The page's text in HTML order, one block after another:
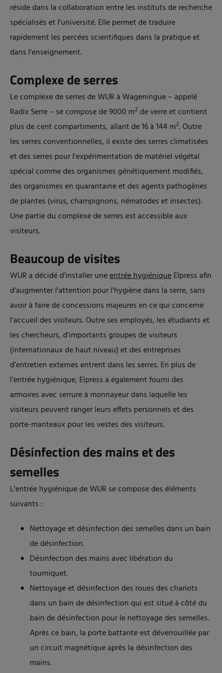
réside dans la collaboration entre les instituts de recherche
spécialisés et l'université. Elle permet de traduire
rapidement les percées scientifiques dans la pratique et
dans l'enseignement.
Complexe de serres
Le complexe de serres de WUR à Wageningue – appelé
Radix Serre – se compose de 9000 m2 de verre et contient
plus de cent compartiments, allant de 16 à 144 m2. Outre
les serres conventionnelles, il existe des serres climatisées
et des serres pour l'expérimentation de matériel végétal
spécial comme des organismes génétiquement modifiés,
des organismes en quarantaine et des agents pathogènes
de plantes (virus, champignons, nématodes et insectes).
Une partie du complexe de serres est accessible aux
visiteurs.
Beaucoup de visites
WUR a décidé d'installer uneentrée hygiéniqueElpress afin
d'augmenter l'attention pour l'hygiène dans la serre, sans
avoir à faire de concessions majeures en ce qui concerne
l'accueil des visiteurs. Outre ses employés, les étudiants et
les chercheurs, d'importants groupes de visiteurs
(internationaux de haut niveau) et des entreprises
d’entretien externes entrent dans les serres. En plus de
l’entrée hygiénique, Elpress a également fourni des
armoires avec serrure à monnayeur dans laquelle les
visiteurs peuvent ranger leurs effets personnels et des
porte-manteaux pour les vestes des visiteurs.
Désinfection des mains et des
semelles
L’entrée hygiénique de WUR se compose des éléments
suivants :
Nettoyage et désinfection des semelles dans un bain
de désinfection.
Désinfection des mains avec libération du
tourniquet.
Nettoyage et désinfection des roues des chariots
dans un bain de désinfection qui est situé à côté du
bain de désinfection pour le nettoyage des semelles.
Après ce bain, la porte battante est déverrouillée par
un circuit magnétique après la désinfection des
mains.